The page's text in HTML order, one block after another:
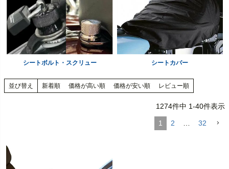
シートボルト・スクリュー シートカバー
並び替え 新着順 価格が高い順 価格が安い順 レビュー順
1274件中 1-40件表示
1 2 32